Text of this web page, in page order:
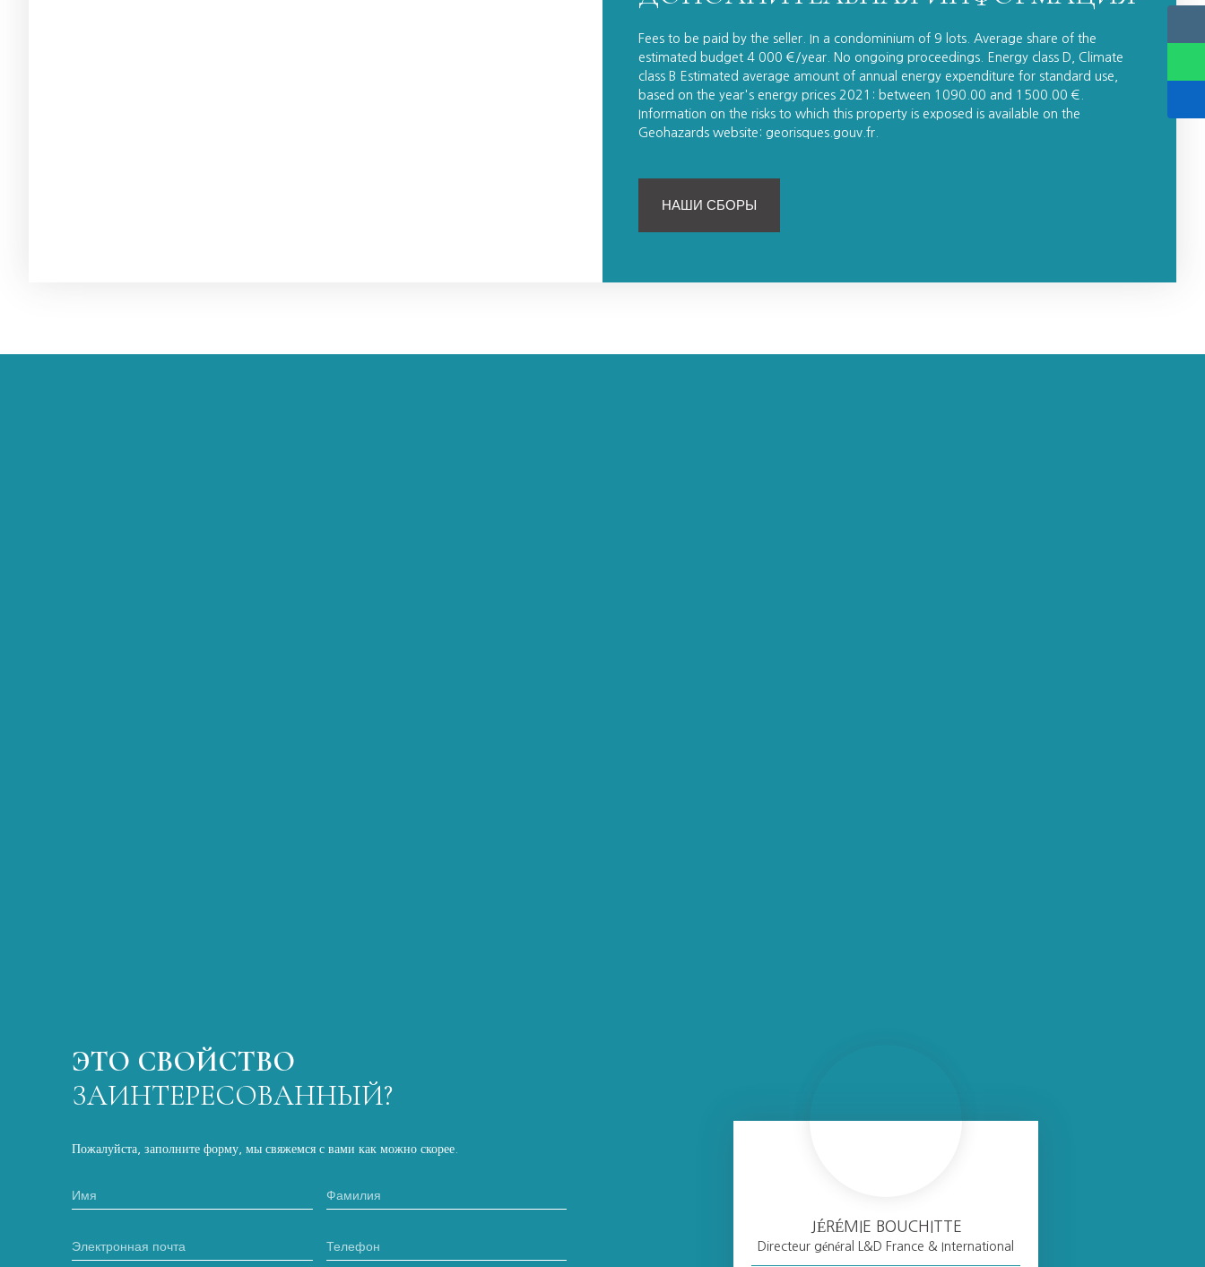
Fees to be paid by the seller. In a condominium of 9 lots. Average share of the
estimated budget 4 000 €/year. No ongoing proceedings. Energy class D, Climate
class B Estimated average amount of annual energy expenditure for standard use,
based on the year's energy prices 2021: between 1090.00 and 1500.00 €.
Information on the risks to which this property is exposed is available on the
Geohazards website: georisques.gouv.fr.
НАШИ СБОРЫ
ЭТО СВОЙСТВО
ЗАИНТЕРЕСОВАННЫЙ?
Пожалуйста, заполните форму, мы свяжемся с вами как можно скорее.
Имя Фамилия
Электронная почта Телефон
JÉRÉMIE BOUCHITTE
Directeur général L&D France & International